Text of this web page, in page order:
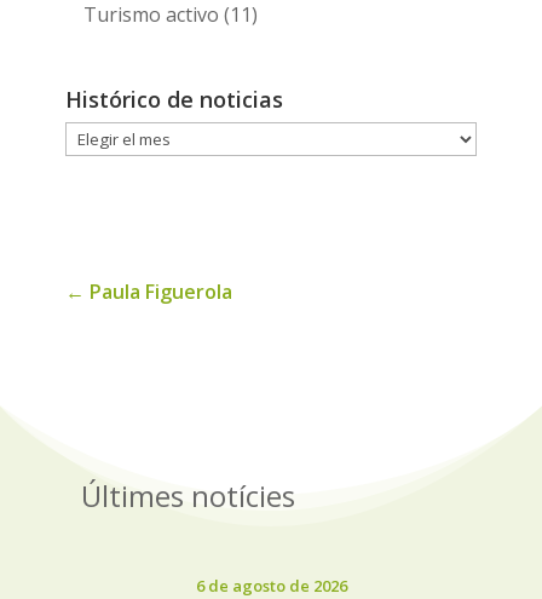
Turismo activo (11)
Histórico de noticias
Histórico
← Paula Figuerola
Últimes notícies
6 de agosto de 2026